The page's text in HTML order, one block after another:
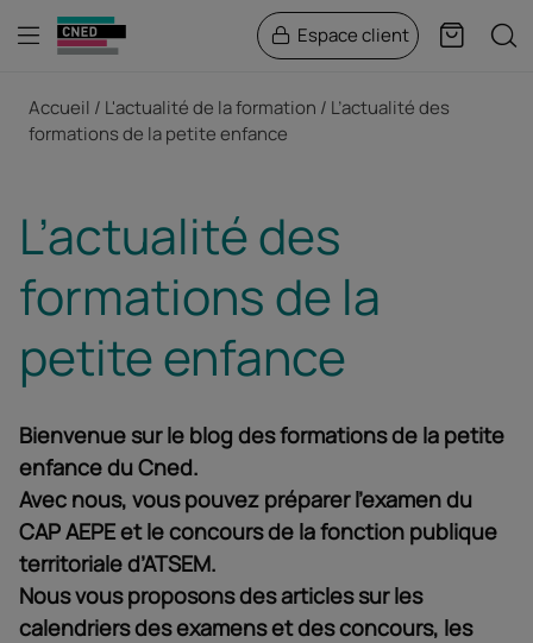
Menu Espace client Panier
Accueil L'actualité de la formation
L’actualité des
formations de la petite enfance
L’actualité des
formations de la
petite enfance
Bienvenue sur le blog des formations de la petite
enfance du Cned.
Avec nous, vous pouvez préparer l’examen du
CAP AEPE et le concours de la fonction publique
territoriale d’ATSEM.
Nous vous proposons des articles sur les
calendriers des examens et des concours, les